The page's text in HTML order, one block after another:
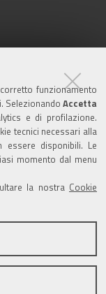
funzionamento
Selezionando Accetta
e di profilazione.
tecnici necessari alla
essere disponibili. Le
momento dal menu
la nostra Cookie
Menotti, 1 -